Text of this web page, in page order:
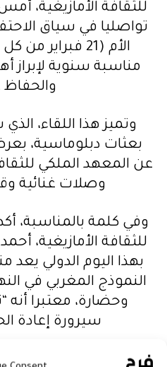
للثقافة الأمازيغية، أمس
تواصليا في سياق
الأم (21
مناسبة سنوية لإبراز
والحفاظ
وتميز هذا اللقاء،
بعثات دبلوماسية،
عن المعهد الملكي
وصلات غنائية
وفي كلمة بالمناسبة،
للثقافة الأمازيغية،
بهذا اليوم الدولي يعد
النموذج المغربي في
وحضارة، معتبرا أنه
سيرورة إعادة
وأبرز بوكوس أن